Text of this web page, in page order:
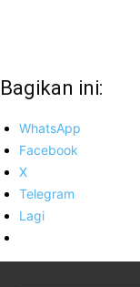
Bagikan ini:
WhatsApp
Facebook
X
Telegram
Lagi